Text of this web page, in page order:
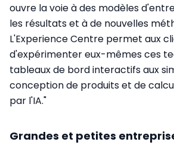
ouvre la voie à des modèles
les résultats et à de nouvelles
L'Experience Centre permet aux
d'expérimenter eux-mêmes ces
tableaux de bord interactifs aux
conception de produits et de
par l'IA."
Grandes et petites